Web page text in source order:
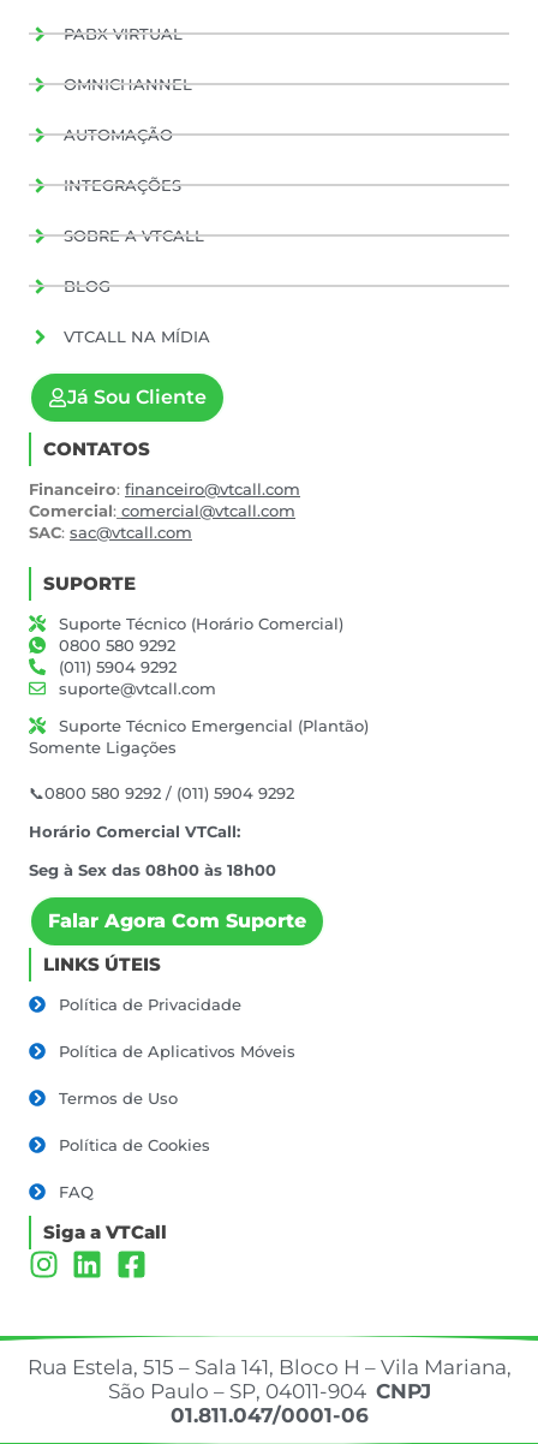
LINKS ÚTEIS
Política de Privacidade
Política de Aplicativos Móveis
Termos de Uso
Política de Cookies
FAQ
Siga a VTCall
PABX VIRTUAL
OMNICHANNEL
AUTOMAÇÃO
INTEGRAÇÕES
SOBRE A VTCALL
BLOG
VTCALL NA MÍDIA
Já Sou Cliente
CONTATOS
Financeiro: financeiro@vtcall.com
Comercial: comercial@vtcall.com
SAC: sac@vtcall.com
SUPORTE
Suporte Técnico (Horário Comercial)
0800 580 9292
(011) 5904 9292
suporte@vtcall.com
Suporte Técnico Emergencial (Plantão)
Somente Ligações
📞0800 580 9292 / (011) 5904 9292
Horário Comercial VTCall:
Seg à Sex das 08h00 às 18h00
Falar Agora Com Suporte
Rua Estela, 515 – Sala 141, Bloco H – Vila Mariana,
São Paulo – SP, 04011-904 CNPJ
01.811.047/0001-06